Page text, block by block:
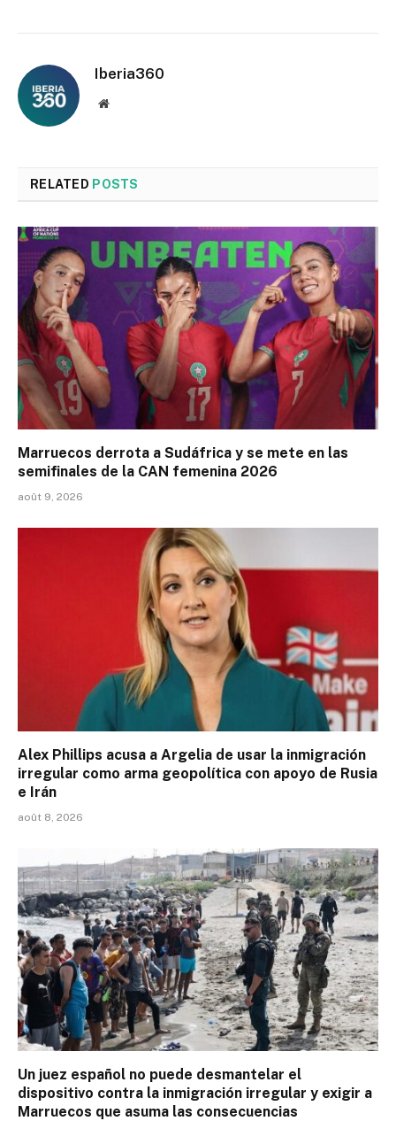
Iberia360
Website
RELATED POSTS
Marruecos derrota a Sudáfrica y se mete en las
semifinales de la CAN femenina 2026
août 9, 2026
Alex Phillips acusa a Argelia de usar la inmigración
irregular como arma geopolítica con apoyo de Rusia
e Irán
août 8, 2026
Un juez español no puede desmantelar el
dispositivo contra la inmigración irregular y exigir a
Marruecos que asuma las consecuencias